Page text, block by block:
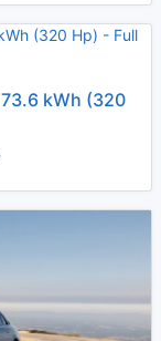
kWh (320